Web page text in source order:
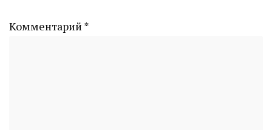
Комментарий *